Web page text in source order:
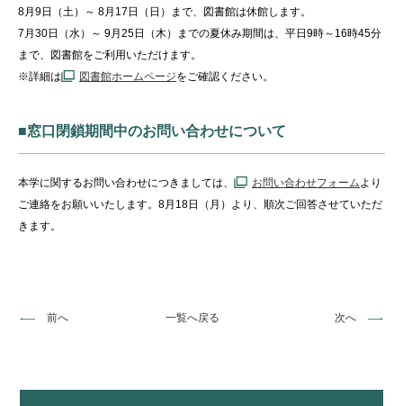
8月9日（土）～ 8月17日（日）まで、図書館は休館します。
7月30日（水）～ 9月25日（木）までの夏休み期間は、平日9時～16時45分
まで、図書館をご利用いただけます。
※詳細は
図書館ホームページをご確認ください。
■窓口閉鎖期間中のお問い合わせについて
本学に関するお問い合わせにつきましては、 お問い合わせフォームより
ご連絡をお願いいたします。8月18日（月）より、順次ご回答させていただ
きます。
前へ 一覧へ戻る 次へ